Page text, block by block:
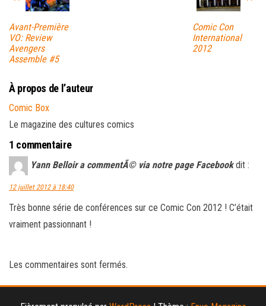
Avant-Première
VO: Review
Avengers
Assemble #5
Comic Con
International
2012
À propos de l’auteur
Comic Box
Le magazine des cultures comics
1 commentaire
Yann Belloir a commentÃ© via notre page Facebook dit :
12 juillet 2012 à 18:40
Très bonne série de conférences sur ce Comic Con 2012 ! C’était
vraiment passionnant !
Les commentaires sont fermés.